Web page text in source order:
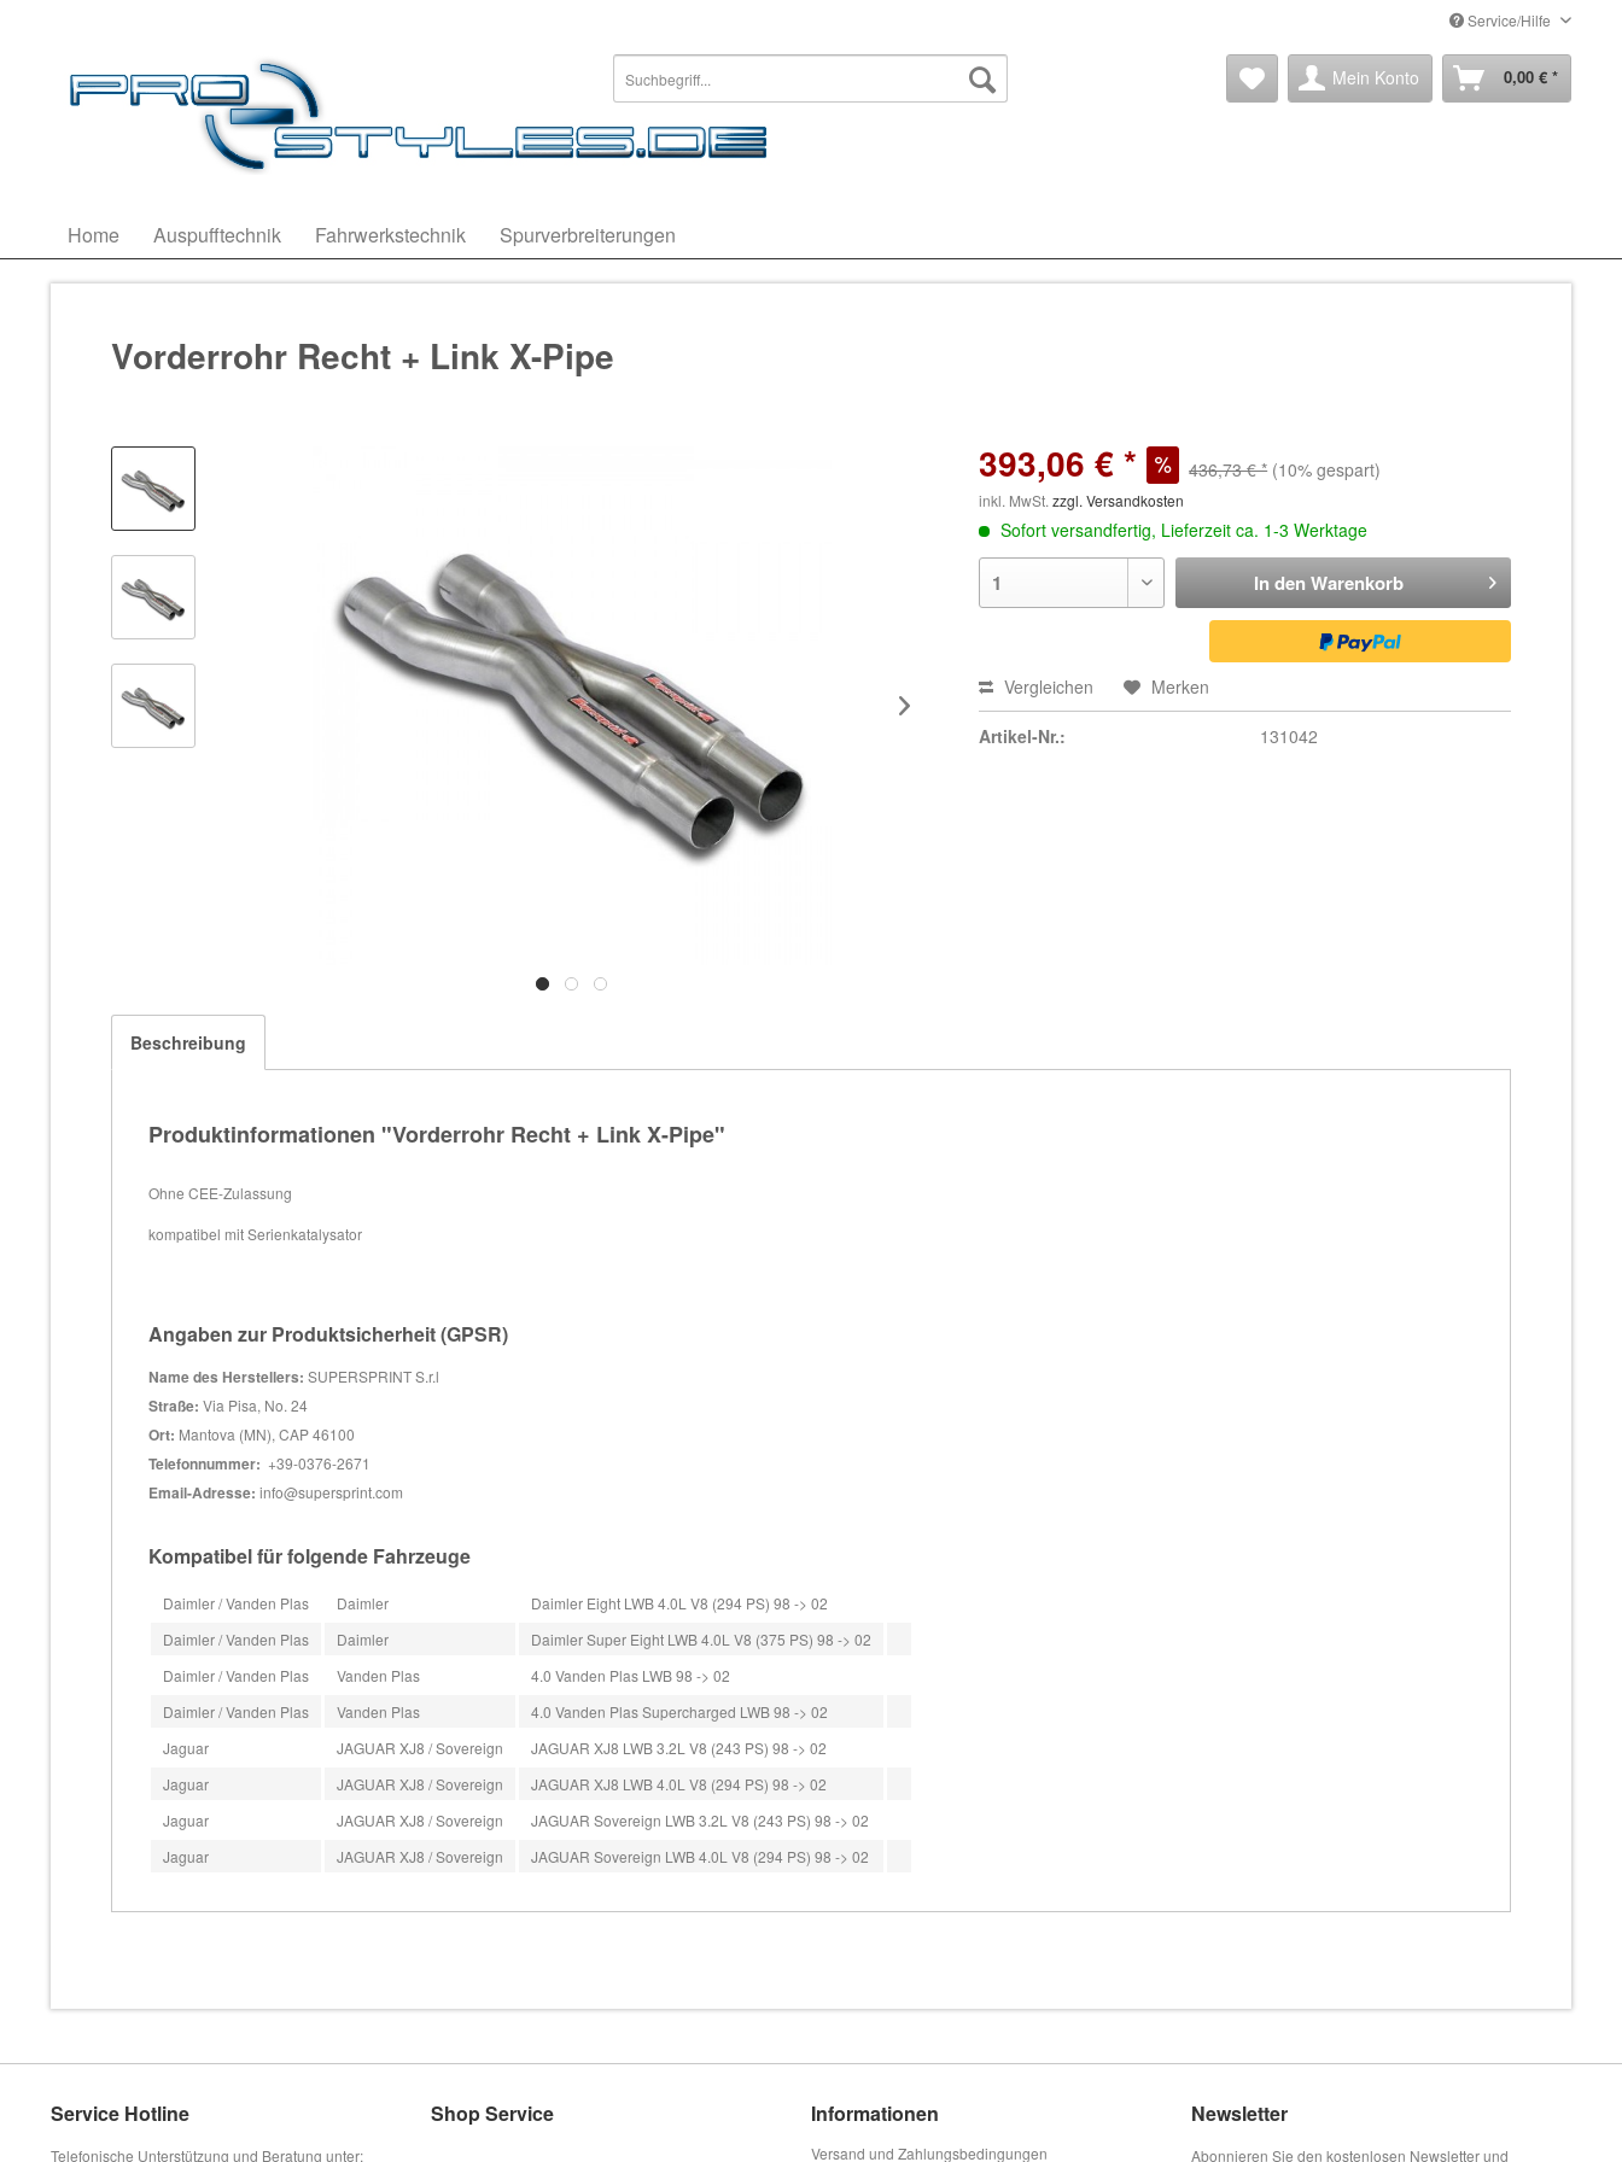
Service/Hilfe
Mein Konto 0,00 € *
Home Auspufftechnik Fahrwerkstechnik Spurverbreiterungen
Vorderrohr Recht + Link X-Pipe
393,06 € * 436,73 € * (10% gespart)
inkl. MwSt.zzgl. Versandkosten
Sofort versandfertig, Lieferzeit ca. 1-3 Werktage
In den Warenkorb
Vergleichen Merken
Artikel-Nr.: 131042
Beschreibung
Produktinformationen "Vorderrohr Recht + Link X-Pipe"
Ohne CEE-Zulassung
kompatibel mit Serienkatalysator
Angaben zur Produktsicherheit (GPSR)
Name des Herstellers: SUPERSPRINT S.r.l
Straße: Via Pisa, No. 24
Ort: Mantova (MN), CAP 46100
Telefonnummer: +39-0376-2671
Email-Adresse: info@supersprint.com
Kompatibel für folgende Fahrzeuge
Daimler / Vanden Plas Daimler
Daimler Eight LWB 4.0L V8 (294 PS) 98 -> 02
Daimler / Vanden Plas
Daimler
Daimler Super Eight LWB 4.0L V8 (375 PS) 98 -> 02
Daimler / Vanden Plas
Vanden Plas
4.0 Vanden Plas LWB 98 -> 02
Daimler / Vanden Plas
Vanden Plas
4.0 Vanden Plas Supercharged LWB 98 -> 02
Jaguar
JAGUAR XJ8 / Sovereign
JAGUAR XJ8 LWB 3.2L V8 (243 PS) 98 -> 02
Jaguar
JAGUAR XJ8 / Sovereign
JAGUAR XJ8 LWB 4.0L V8 (294 PS) 98 -> 02
Jaguar
JAGUAR XJ8 / Sovereign
JAGUAR Sovereign LWB 3.2L V8 (243 PS) 98 -> 02
Jaguar
JAGUAR XJ8 / Sovereign JAGUAR Sovereign LWB 4.0L V8 (294 PS) 98 -> 02
Service Hotline
Telefonische Unterstützung und Beratung unter:
Shop Service Informationen
Versand und Zahlungsbedingungen
Newsletter
Abonnieren Sie den kostenlosen Newsletter und